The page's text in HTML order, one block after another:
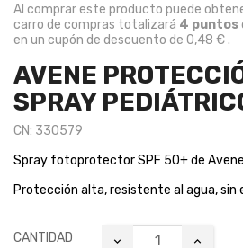
Al comprar este producto puede
carro de compras totalizará 4 puntos
en un cupón de descuento de 0,48 €.
AVENE
SPRAY
CN: 330579
Spray fotoprotector SPF 50+ de
Protección alta, resistente al agua, sin
CANTIDAD